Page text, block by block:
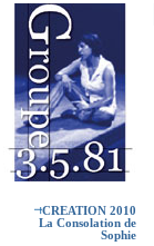
CREATION 2010
La Consolation de
Sophie